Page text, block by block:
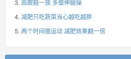
高跟鞋一族 多做伸腿操
减肥只吃蔬菜当心越吃越胖
两个时间做运动 减肥效果翻一倍